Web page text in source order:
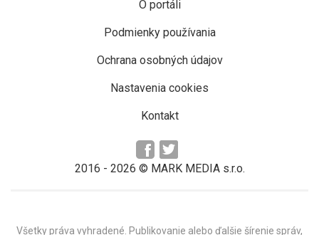
O portáli
Podmienky používania
Ochrana osobných údajov
Nastavenia cookies
Kontakt
2016 - 2026 © MARK MEDIA s.r.o.
Všetky práva vyhradené. Publikovanie alebo ďalšie šírenie správ,